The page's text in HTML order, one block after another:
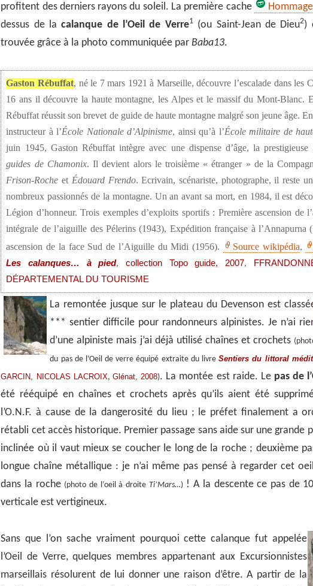
profitent des derniers rayons du soleil. La première cache
dessus de lacalanque de l’Oeil de Verre1(ou Saint-Jean de Dieu2)
trouvée grâce à la photo communiquée parBaba13.
Gaston Rébuffat, né le 7 mars 1921 à Marseille, découvre l’escalade dans les
16 ans il découvre la haute montagne, les Alpes et le massif du Mont-Blanc.
Rébuffat réussit son brevet de guide de haute montagne malgré son jeune âge.
instructeur à l’École Nationale d’Alpinisme, ainsi qu’à l’École militaire de
juin 1945, Gaston Rébuffat intègre avec une dispense d’âge, la prestigieuse
guides de Chamonix. Il devient alors le troisième « étranger » de la
Frison-Roche et Édouard Frendo. Ecrivain, scénariste, photographe, il reste
nombreux passionnés de la montagne. Un an avant sa mort, en 1984, il est
Légion d’honneur. Trois exemples d’exploits sportifs : Première ascension de
intégrale de l’aiguille des Pélerins (1943), Expédition française à l’Annapurna
ascension de la face Sud de l’Aiguille du Midi (1956).
Source wikipédia,
Les calanques… à pied, collection Topo guide, 2007,
DÉPARTEMENTAL DU TOURISME
La remontée jusque sur le plateau du Devenson est
*** sentier difficile pour randonneurs alpinistes. Je n’ai
d’une alpiniste mais j’ai déjà utilisé chaînes et crochets
du pas de l’Oeil de verre équipé extraite du livreSentiers du littoral
GARCIN, NICOLAS LACROIX, Glénat, 2008). La montée est raide. Le pas de
été rééquipé en chaînes et crochets après qu’ils aient été
l’O.N.F. à cause de la dangerosité du lieu ; le préfet finalement a
rétabli cet accès historique. Premier passage sans aide sur une grande
inclinée où il vaut mieux se coucher le long de la roche ; deuxième
longue chaîne métallique : je n’ai même pas pensé à regarder cet
dans la roche (photo de l’oeil à droite Ti’Mars…)! A la descente ce pas de
verticale est vertigineux.
Sans que l’on sache vraiment pourquoi cette calanque fut appelée
l’Oeil de Verre, quelques membres appartenant aux Excursionnistes
marseillais résolurent de lui donner une raison d’être. A partir de la